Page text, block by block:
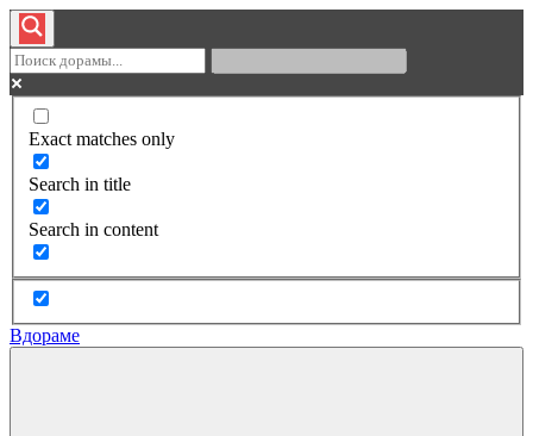
Exact matches only
Search in title
Search in content
Вдораме